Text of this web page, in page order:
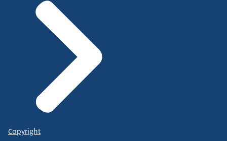
Copyright